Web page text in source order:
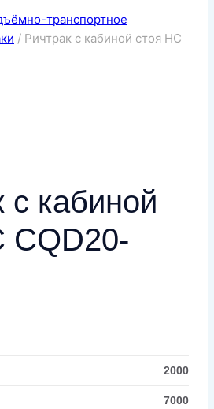
транспортное
/ Ричтрак с кабиной стоя HC
с кабиной
CQD20-
2000
7000